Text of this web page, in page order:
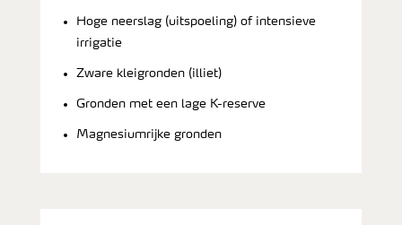
Hoge neerslag (uitspoeling) of intensieve
irrigatie
Zware kleigronden (illiet)
Gronden met een lage K-reserve
Magnesiumrijke gronden